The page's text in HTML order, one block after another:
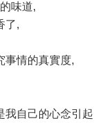
味道,
了,
事情的真實度,
我自己的心念引起